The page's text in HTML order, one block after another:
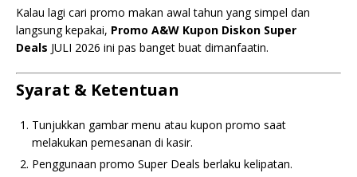
Kalau lagi cari promo makan awal tahun yang simpel dan
langsung kepakai, Promo A&W Kupon Diskon Super
Deals JULI 2026 ini pas banget buat dimanfaatin.
Syarat & Ketentuan
Tunjukkan gambar menu atau kupon promo saat
melakukan pemesanan di kasir.
Penggunaan promo Super Deals berlaku kelipatan.